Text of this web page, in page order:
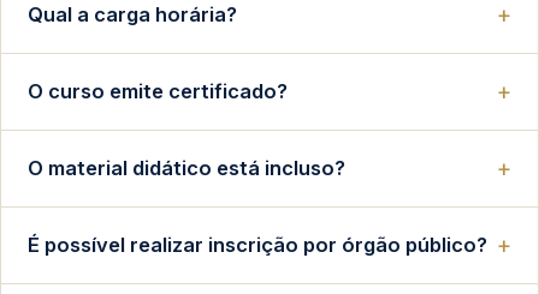
Qual a carga horária?
O curso emite certificado?
O material didático está incluso?
É possível realizar inscrição por órgão público?